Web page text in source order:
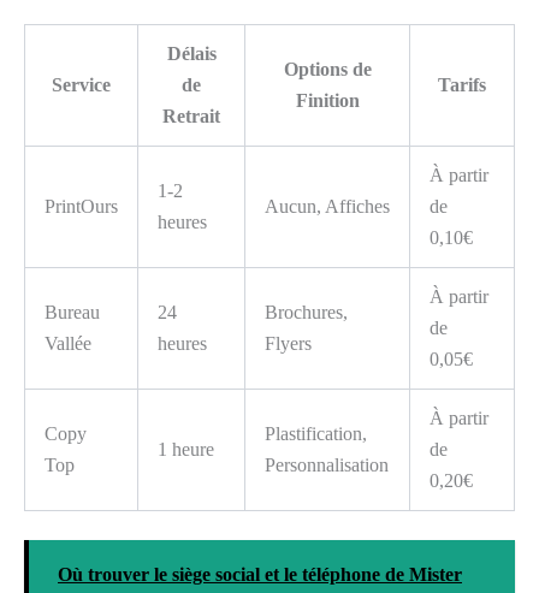
Service
Délais
de
Retrait
Options de
Finition
Tarifs
PrintOurs
1-2
heures
Aucun, Affiches
À partir
de
0,10€
Bureau
Vallée
24
heures
Brochures,
Flyers
À partir
de
0,05€
Copy
Top
1 heure
Plastification,
Personnalisation
À partir
de
0,20€
Où trouver le siège social et le téléphone de Mister